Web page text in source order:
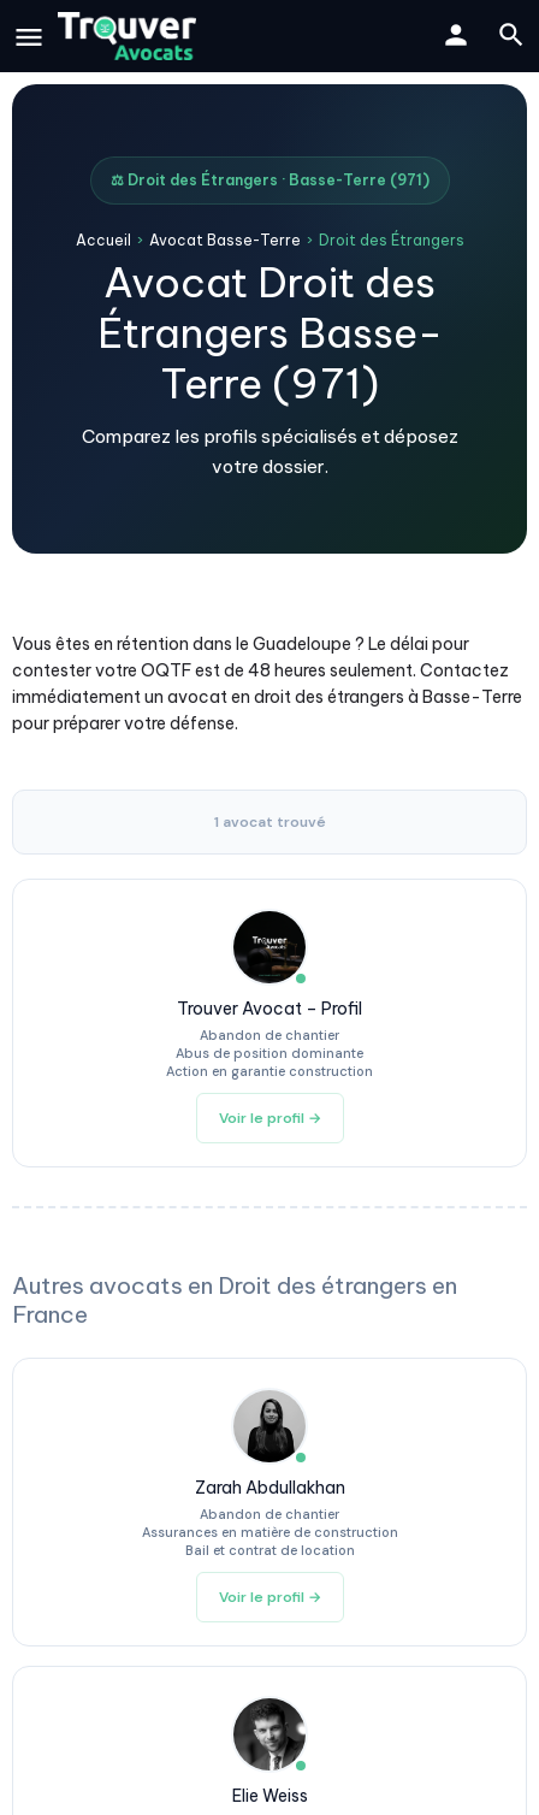
⚖️ Droit des Étrangers · Basse-Terre (971)
Accueil › Avocat Basse-Terre › Droit des Étrangers
Avocat Droit des
Étrangers Basse-
Terre (971)
Comparez les profils spécialisés et déposez
votre dossier.
Vous êtes en rétention dans le Guadeloupe ? Le délai pour
contester votre OQTF est de 48 heures seulement. Contactez
immédiatement un avocat en droit des étrangers à Basse-Terre
pour préparer votre défense.
1 avocat trouvé
Trouver Avocat – Profil
Abandon de chantier
Abus de position dominante
Action en garantie construction
Voir le profil →
Autres avocats en Droit des étrangers en
France
Zarah Abdullakhan
Abandon de chantier
Assurances en matière de construction
Bail et contrat de location
Voir le profil →
Elie Weiss